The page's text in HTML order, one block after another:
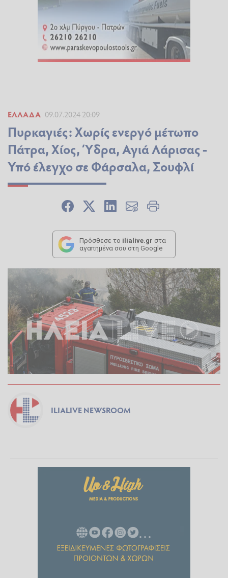
ΕΛΛΆΔΑ 09.07.2024 20:09
Πυρκαγιές: Χωρίς ενεργό μέτωπο
Πάτρα, Χίος, Ύδρα, Αγιά Λάρισας -
Υπό έλεγχο σε Φάρσαλα, Σουφλί
Πρόσθεσε το ilialive.gr στα
αγαπημένα σου στη Google
ILIALIVE NEWSROOM